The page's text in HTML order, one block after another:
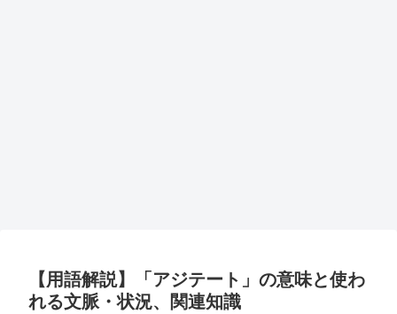
【用語解説】「アジテート」の意味と使わ
れる文脈・状況、関連知識